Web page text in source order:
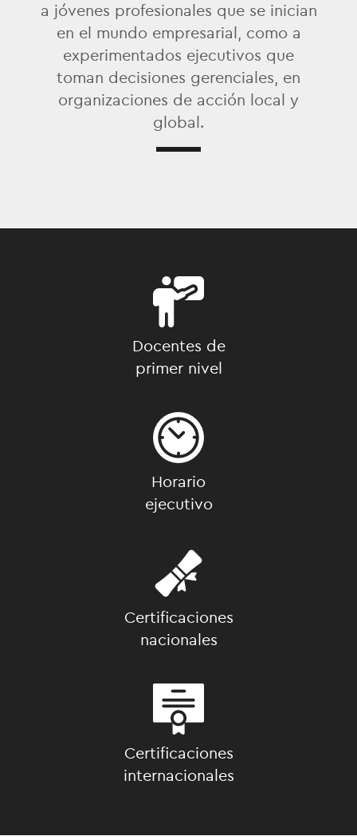
a jóvenes profesionales que se inician
en el mundo empresarial, como a
experimentados ejecutivos que
toman decisiones gerenciales, en
organizaciones de acción local y
global.
Docentes de
primer nivel
Horario
ejecutivo
Certificaciones
nacionales
Certificaciones
internacionales